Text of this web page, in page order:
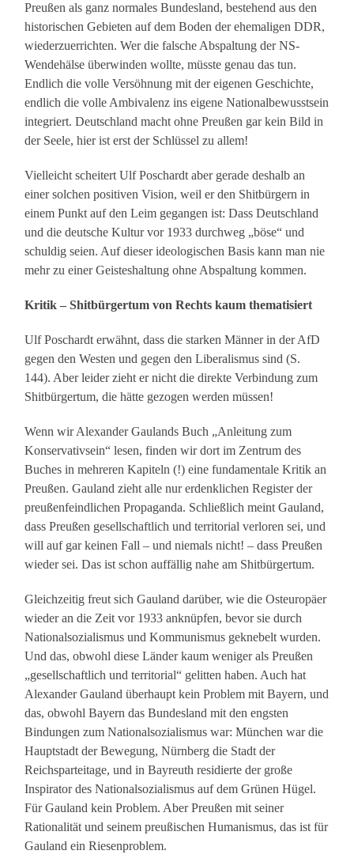
Preußen als ganz normales Bundesland, bestehend aus den
historischen Gebieten auf dem Boden der ehemaligen DDR,
wiederzuerrichten. Wer die falsche Abspaltung der NS-
Wendehälse überwinden wollte, müsste genau das tun.
Endlich die volle Versöhnung mit der eigenen Geschichte,
endlich die volle Ambivalenz ins eigene Nationalbewusstsein
integriert. Deutschland macht ohne Preußen gar kein Bild in
der Seele, hier ist erst der Schlüssel zu allem!
Vielleicht scheitert Ulf Poschardt aber gerade deshalb an
einer solchen positiven Vision, weil er den Shitbürgern in
einem Punkt auf den Leim gegangen ist: Dass Deutschland
und die deutsche Kultur vor 1933 durchweg „böse“ und
schuldig seien. Auf dieser ideologischen Basis kann man nie
mehr zu einer Geisteshaltung ohne Abspaltung kommen.
Kritik – Shitbürgertum von Rechts kaum thematisiert
Ulf Poschardt erwähnt, dass die starken Männer in der AfD
gegen den Westen und gegen den Liberalismus sind (S.
144). Aber leider zieht er nicht die direkte Verbindung zum
Shitbürgertum, die hätte gezogen werden müssen!
Wenn wir Alexander Gaulands Buch „Anleitung zum
Konservativsein“ lesen, finden wir dort im Zentrum des
Buches in mehreren Kapiteln (!) eine fundamentale Kritik an
Preußen. Gauland zieht alle nur erdenklichen Register der
preußenfeindlichen Propaganda. Schließlich meint Gauland,
dass Preußen gesellschaftlich und territorial verloren sei, und
will auf gar keinen Fall – und niemals nicht! – dass Preußen
wieder sei. Das ist schon auffällig nahe am Shitbürgertum.
Gleichzeitig freut sich Gauland darüber, wie die Osteuropäer
wieder an die Zeit vor 1933 anknüpfen, bevor sie durch
Nationalsozialismus und Kommunismus geknebelt wurden.
Und das, obwohl diese Länder kaum weniger als Preußen
„gesellschaftlich und territorial“ gelitten haben. Auch hat
Alexander Gauland überhaupt kein Problem mit Bayern, und
das, obwohl Bayern das Bundesland mit den engsten
Bindungen zum Nationalsozialismus war: München war die
Hauptstadt der Bewegung, Nürnberg die Stadt der
Reichsparteitage, und in Bayreuth residierte der große
Inspirator des Nationalsozialismus auf dem Grünen Hügel.
Für Gauland kein Problem. Aber Preußen mit seiner
Rationalität und seinem preußischen Humanismus, das ist für
Gauland ein Riesenproblem.